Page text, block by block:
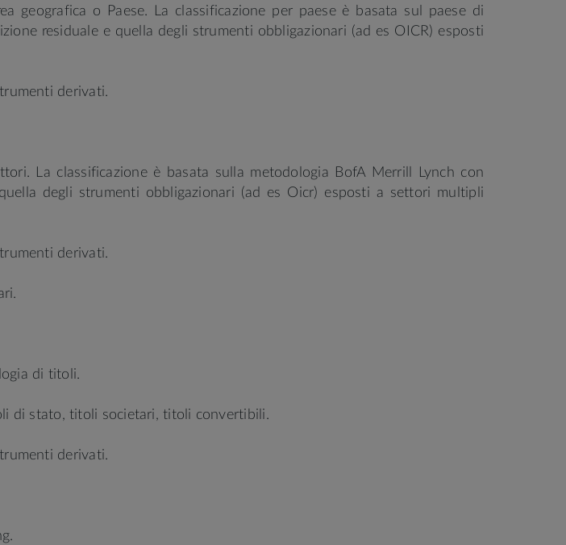
geografica o Paese. La classificazione per paese è basata sul paese di
residuale e quella degli strumenti obbligazionari (ad es OICR) esposti
derivati.
La classificazione è basata sulla metodologia BofA Merrill Lynch con
degli strumenti obbligazionari (ad es Oicr) esposti a settori multipli
derivati.
di titoli.
di stato, titoli societari, titoli convertibili.
derivati.